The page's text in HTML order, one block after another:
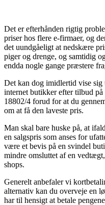
Det er efterhånden rigtig
priser hos flere e-firmaer, og
det uundgåeligt at nedskære
piger og drenge, og samtidig
endda nogle gange præstere
Det kan dog imidlertid vise
internet butikker efter tilbud
18802/4 forud for at du
om at få den laveste pris.
Man skal bare huske på, at
en salgspris som anses for
være et bevis på en svindel
mindre omsluttet af en
shops.
Generelt anbefaler vi
alternativ kan du overveje en
har til hensigt at betale